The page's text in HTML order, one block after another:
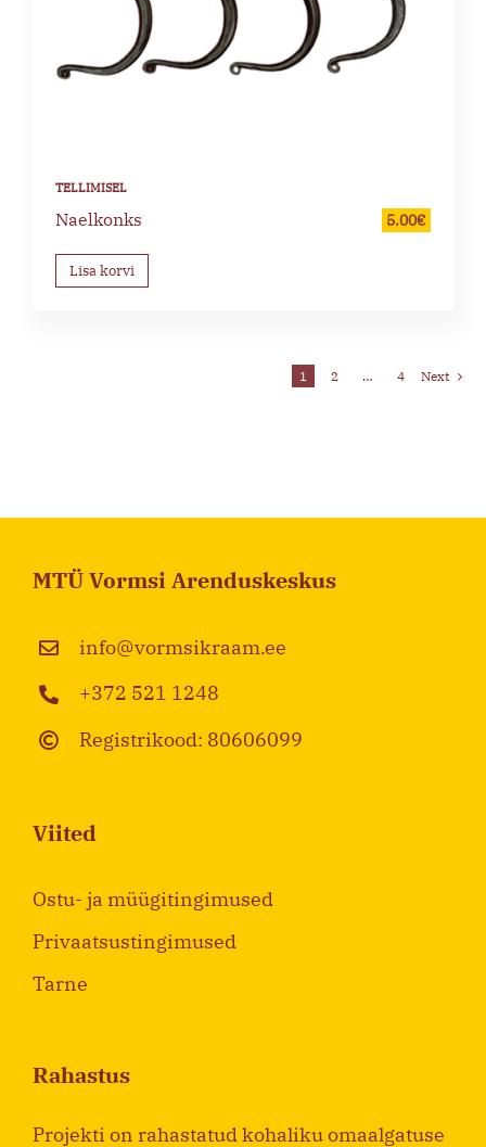
Naelkonks 5.00€
Lisa korvi
1 2 … 4 Next
MTÜ Vormsi Arenduskeskus
info@vormsikraam.ee
+372 521 1248
Registrikood: 80606099
Viited
Ostu- ja müügitingimused
Privaatsustingimused
Tarne
Rahastus
Projekti on rahastatud kohaliku omaalgatuse